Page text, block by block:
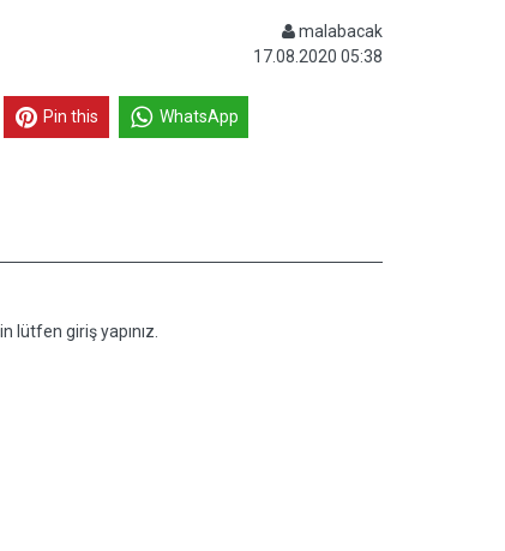
malabacak
17.08.2020 05:38
Pin this WhatsApp
lütfen giriş yapınız.